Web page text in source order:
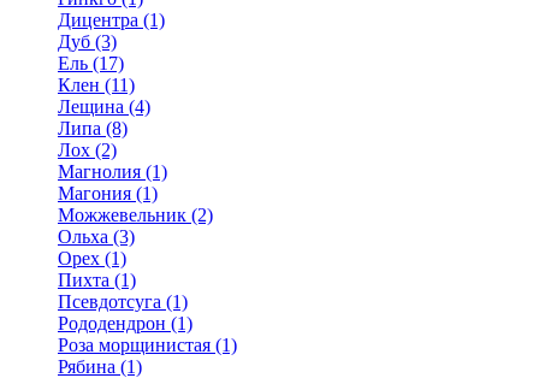
Дицентра (1)
Дуб (3)
Ель (17)
Клен (11)
Лещина (4)
Липа (8)
Лох (2)
Магнолия (1)
Магония (1)
Можжевельник (2)
Ольха (3)
Орех (1)
Пихта (1)
Псевдотсуга (1)
Рододендрон (1)
Роза морщинистая (1)
Рябина (1)